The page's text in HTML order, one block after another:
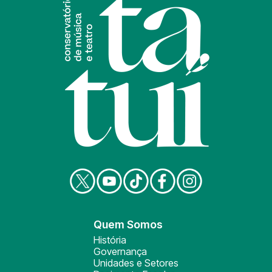
Quem Somos
História
Governança
Unidades e Setores